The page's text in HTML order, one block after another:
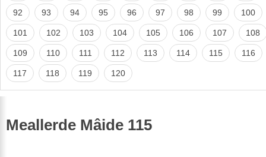
92 93 94 95 96 97 98 99 100
101 102 103 104 105 106 107 108
109 110 111 112 113 114 115 116
117 118 119 120
Meallerde Mâide 115